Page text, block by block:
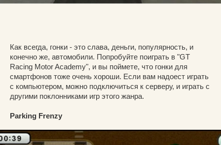
Как всегда, гонки - это слава, деньги, популярность, и
конечно же, автомобили. Попробуйте поиграть в "GT
Racing Motor Academy", и вы поймете, что гонки для
смартфонов тоже очень хороши. Если вам надоест играть
с компьютером, можно подключиться к серверу, и играть с
другими поклонниками игр этого жанра.
Parking Frenzy